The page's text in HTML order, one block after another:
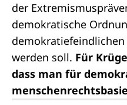
der
demokratische
werden soll. Für
dass man für